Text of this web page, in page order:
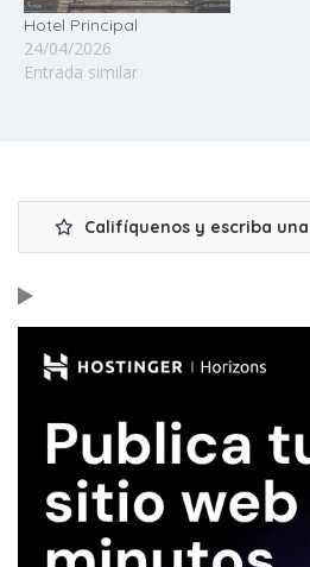
Hotel Principal
24/04/2026
Entrada similar
Califíquenos y escriba